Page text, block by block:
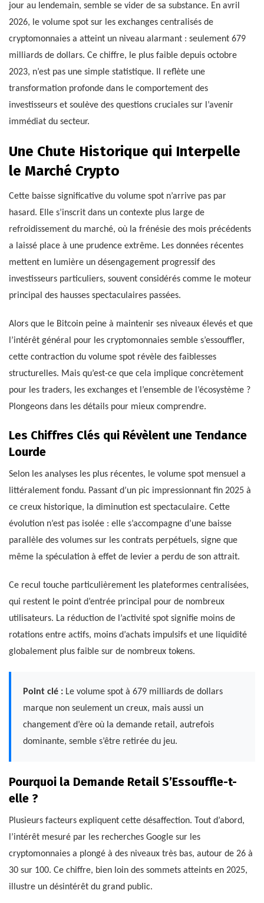
jour au lendemain, semble se vider de sa substance. En avril
2026, le volume spot sur les exchanges centralisés de
cryptomonnaies a atteint un niveau alarmant : seulement 679
milliards de dollars. Ce chiffre, le plus faible depuis octobre
2023, n’est pas une simple statistique. Il reflète une
transformation profonde dans le comportement des
investisseurs et soulève des questions cruciales sur l’avenir
immédiat du secteur.
Une Chute Historique qui Interpelle
le Marché Crypto
Cette baisse significative du volume spot n’arrive pas par
hasard. Elle s’inscrit dans un contexte plus large de
refroidissement du marché, où la frénésie des mois précédents
a laissé place à une prudence extrême. Les données récentes
mettent en lumière un désengagement progressif des
investisseurs particuliers, souvent considérés comme le moteur
principal des hausses spectaculaires passées.
Alors que le Bitcoin peine à maintenir ses niveaux élevés et que
l’intérêt général pour les cryptomonnaies semble s’essouffler,
cette contraction du volume spot révèle des faiblesses
structurelles. Mais qu’est-ce que cela implique concrètement
pour les traders, les exchanges et l’ensemble de l’écosystème ?
Plongeons dans les détails pour mieux comprendre.
Les Chiffres Clés qui Révèlent une Tendance
Lourde
Selon les analyses les plus récentes, le volume spot mensuel a
littéralement fondu. Passant d’un pic impressionnant fin 2025 à
ce creux historique, la diminution est spectaculaire. Cette
évolution n’est pas isolée : elle s’accompagne d’une baisse
parallèle des volumes sur les contrats perpétuels, signe que
même la spéculation à effet de levier a perdu de son attrait.
Ce recul touche particulièrement les plateformes centralisées,
qui restent le point d’entrée principal pour de nombreux
utilisateurs. La réduction de l’activité spot signifie moins de
rotations entre actifs, moins d’achats impulsifs et une liquidité
globalement plus faible sur de nombreux tokens.
Point clé : Le volume spot à 679 milliards de dollars
marque non seulement un creux, mais aussi un
changement d’ère où la demande retail, autrefois
dominante, semble s’être retirée du jeu.
Pourquoi la Demande Retail S’Essouffle-t-
elle ?
Plusieurs facteurs expliquent cette désaffection. Tout d’abord,
l’intérêt mesuré par les recherches Google sur les
cryptomonnaies a plongé à des niveaux très bas, autour de 26 à
30 sur 100. Ce chiffre, bien loin des sommets atteints en 2025,
illustre un désintérêt du grand public.